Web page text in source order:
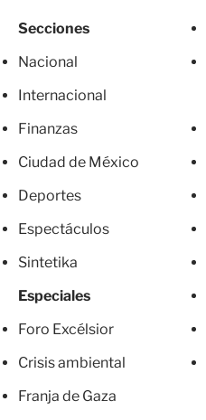
Secciones
Nacional
Internacional
Finanzas
Ciudad de México
Deportes
Espectáculos
Sintetika
Especiales
Foro Excélsior
Crisis ambiental
Franja de Gaza